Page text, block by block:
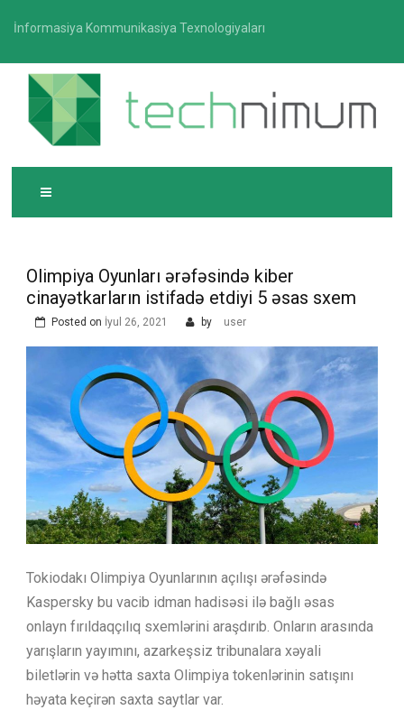
İnformasiya Kommunikasiya Texnologiyaları
TECHNIMUM
İnformasiya-kommunikasiya texnologiyaları üzrə
media platforması
Olimpiya Oyunları ərəfəsində kiber
cinayətkarların istifadə etdiyi 5 əsas sxem
Posted on İyul 26, 2021 by user
Tokiodakı Olimpiya Oyunlarının açılışı ərəfəsində
Kaspersky bu vacib idman hadisəsi ilə bağlı əsas
onlayn fırıldaqçılıq sxemlərini araşdırıb. Onların arasında
yarışların yayımını, azarkeşsiz tribunalara xəyali
biletlərin və hətta saxta Olimpiya tokenlərinin satışını
həyata keçirən saxta saytlar var.